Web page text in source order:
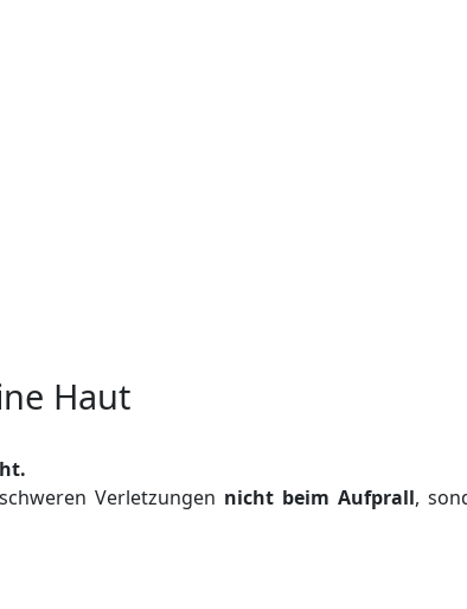
Haut
Verletzungen nicht beim Aufprall,